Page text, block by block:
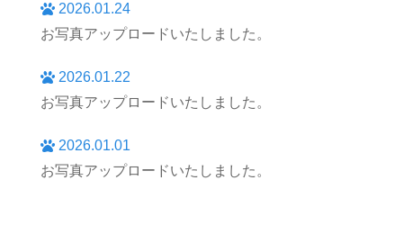
2026.01.24
お写真アップロードいたしました。
2026.01.22
お写真アップロードいたしました。
2026.01.01
お写真アップロードいたしました。